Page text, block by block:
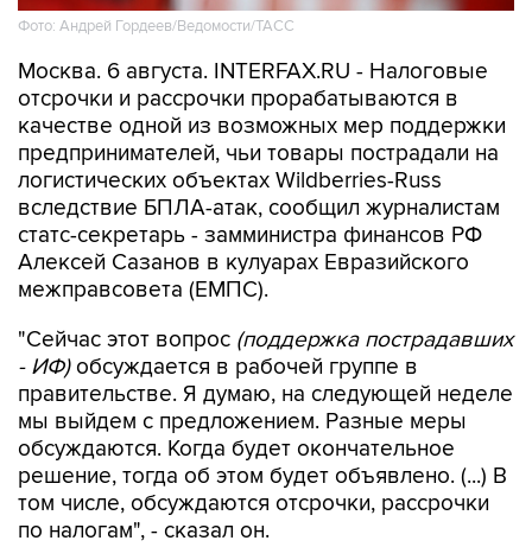
Фото: Андрей Гордеев/Ведомости/ТАСС
Москва. 6 августа. INTERFAX.RU - Налоговые
отсрочки и рассрочки прорабатываются в
качестве одной из возможных мер поддержки
предпринимателей, чьи товары пострадали на
логистических объектах Wildberries-Russ
вследствие БПЛА-атак, сообщил журналистам
статс-секретарь - замминистра финансов РФ
Алексей Сазанов в кулуарах Евразийского
межправсовета (ЕМПС).
"Сейчас этот вопрос (поддержка пострадавших
- ИФ)обсуждается в рабочей группе в
правительстве. Я думаю, на следующей неделе
мы выйдем с предложением. Разные меры
обсуждаются. Когда будет окончательное
решение, тогда об этом будет объявлено. (...) В
том числе, обсуждаются отсрочки, рассрочки
по налогам", - сказал он.